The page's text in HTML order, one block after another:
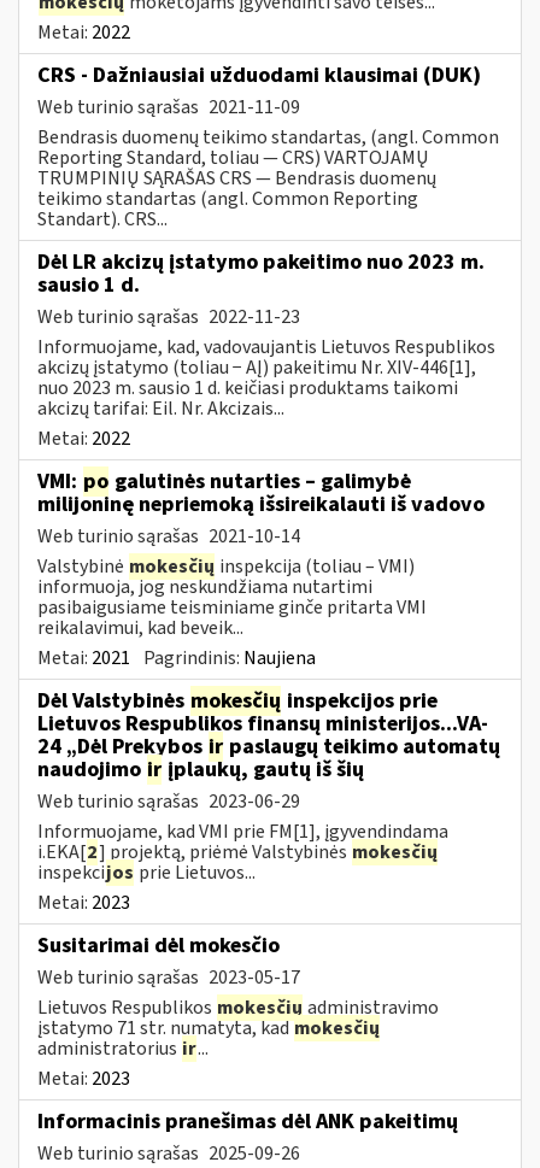
Metai: 2022
CRS - Dažniausiai užduodami klausimai (DUK)
Web turinio sąrašas 2021-11-09
Bendrasis duomenų teikimo standartas, (angl. Common
Reporting Standard, toliau — CRS) VARTOJAMŲ
TRUMPINIŲ SĄRAŠAS CRS — Bendrasis duomenų
teikimo standartas (angl. Common Reporting
Standart). CRS...
Dėl LR akcizų įstatymo pakeitimo nuo 2023 m.
sausio 1 d.
Web turinio sąrašas 2022-11-23
Informuojame, kad, vadovaujantis Lietuvos Respublikos
akcizų įstatymo (toliau − AĮ) pakeitimu Nr. XIV-446[1],
nuo 2023 m. sausio 1 d. keičiasi produktams taikomi
akcizų tarifai: Eil. Nr. Akcizais...
Metai: 2022
VMI: po galutinės nutarties – galimybė
milijoninę nepriemoką išsireikalauti iš vadovo
Web turinio sąrašas 2021-10-14
Valstybinė mokesčių inspekcija (toliau – VMI)
informuoja, jog neskundžiama nutartimi
pasibaigusiame teisminiame ginče pritarta VMI
reikalavimui, kad beveik...
Metai: 2021 Pagrindinis: Naujiena
Dėl Valstybinės mokesčių inspekcijos prie
Lietuvos Respublikos finansų ministerijos...VA-
24 „Dėl Prekybos ir paslaugų teikimo automatų
naudojimo ir įplaukų, gautų iš šių
Web turinio sąrašas 2023-06-29
Informuojame, kad VMI prie FM[1], įgyvendindama
i.EKA[2] projektą, priėmė Valstybinės mokesčių
inspekcijos prie Lietuvos...
Metai: 2023
Susitarimai dėl mokesčio
Web turinio sąrašas 2023-05-17
Lietuvos Respublikos mokesčių administravimo
įstatymo 71 str. numatyta, kadmokesčių
administratorius ir...
Metai: 2023
Informacinis pranešimas dėl ANK pakeitimų
Web turinio sąrašas 2025-09-26